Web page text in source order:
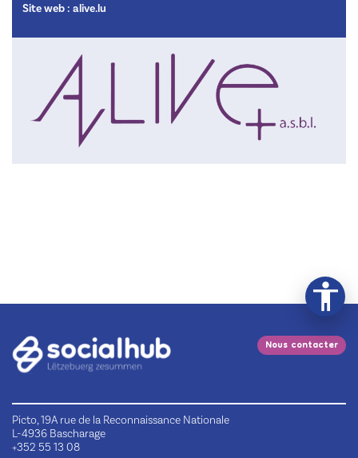
Site web : alive.lu
Nous contacter
Picto, 19A rue de la Reconnaissance Nationale
L-4936 Bascharage
+352 55 13 08